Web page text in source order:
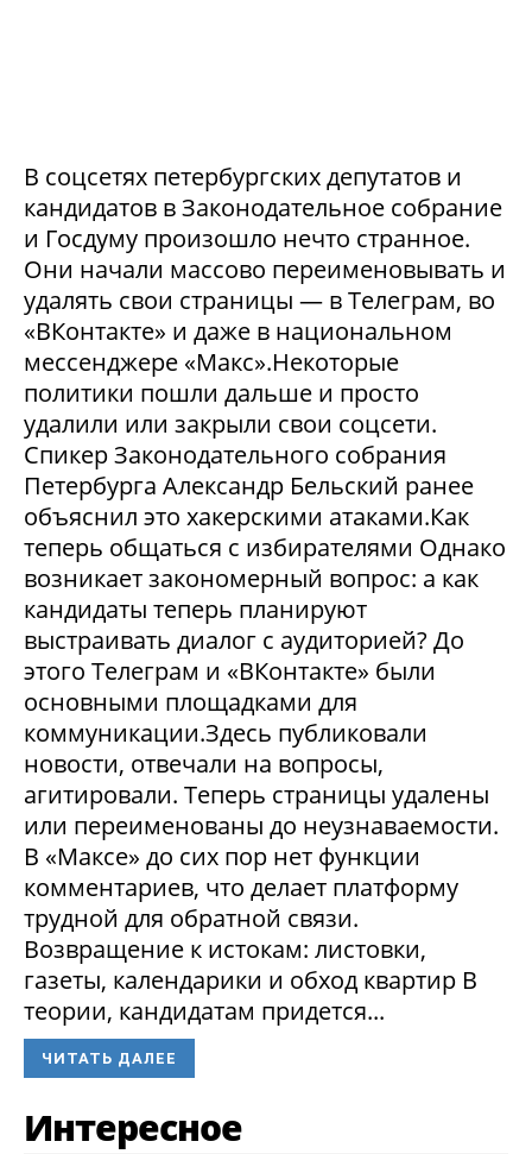
В соцсетях петербургских депутатов и
кандидатов в Законодательное собрание
и Госдуму произошло нечто странное.
Они начали массово переименовывать и
удалять свои страницы — в Телеграм, во
«ВКонтакте» и даже в национальном
мессенджере «Макс».Некоторые
политики пошли дальше и просто
удалили или закрыли свои соцсети.
Спикер Законодательного собрания
Петербурга Александр Бельский ранее
объяснил это хакерскими атаками.Как
теперь общаться с избирателями Однако
возникает закономерный вопрос: а как
кандидаты теперь планируют
выстраивать диалог с аудиторией? До
этого Телеграм и «ВКонтакте» были
основными площадками для
коммуникации.Здесь публиковали
новости, отвечали на вопросы,
агитировали. Теперь страницы удалены
или переименованы до неузнаваемости.
В «Максе» до сих пор нет функции
комментариев, что делает платформу
трудной для обратной связи.
Возвращение к истокам: листовки,
газеты, календарики и обход квартир В
теории, кандидатам придется...
ЧИТАТЬ ДАЛЕЕ
Интересное